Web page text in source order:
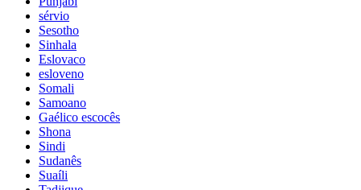
sérvio
Sesotho
Sinhala
Eslovaco
esloveno
Somali
Samoano
Gaélico escocês
Shona
Sindi
Sudanês
Suaíli